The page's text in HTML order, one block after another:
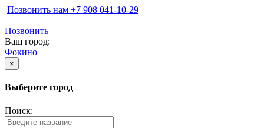
Позвонить нам ‪+7 908 041-10-29
Позвонить
Ваш город:
Фокино
×
Выберите город
Поиск: